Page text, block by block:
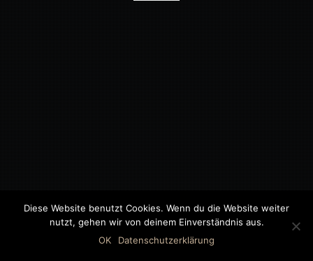
©2018 MWB – MOTORWAGEN BERNAU GMBH
Diese Website benutzt Cookies. Wenn du die Website weiter
nutzt, gehen wir von deinem Einverständnis aus.
OK
Datenschutzerklärung